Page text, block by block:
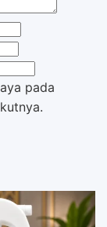
pada